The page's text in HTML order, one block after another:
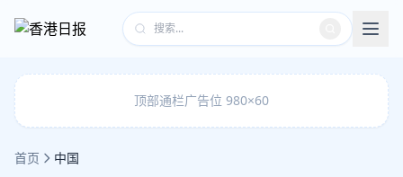
顶部通栏广告位 980×60
首页 中国